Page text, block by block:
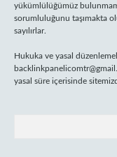
yükümlülüğümüz
sorumluluğunu taşımakta
sayılırlar.
Hukuka ve yasal
yasal süre içerisinde